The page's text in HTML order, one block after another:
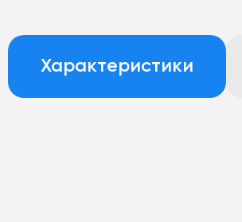
Характеристики